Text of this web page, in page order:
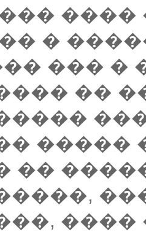
�
��� �
��
�����
��
����